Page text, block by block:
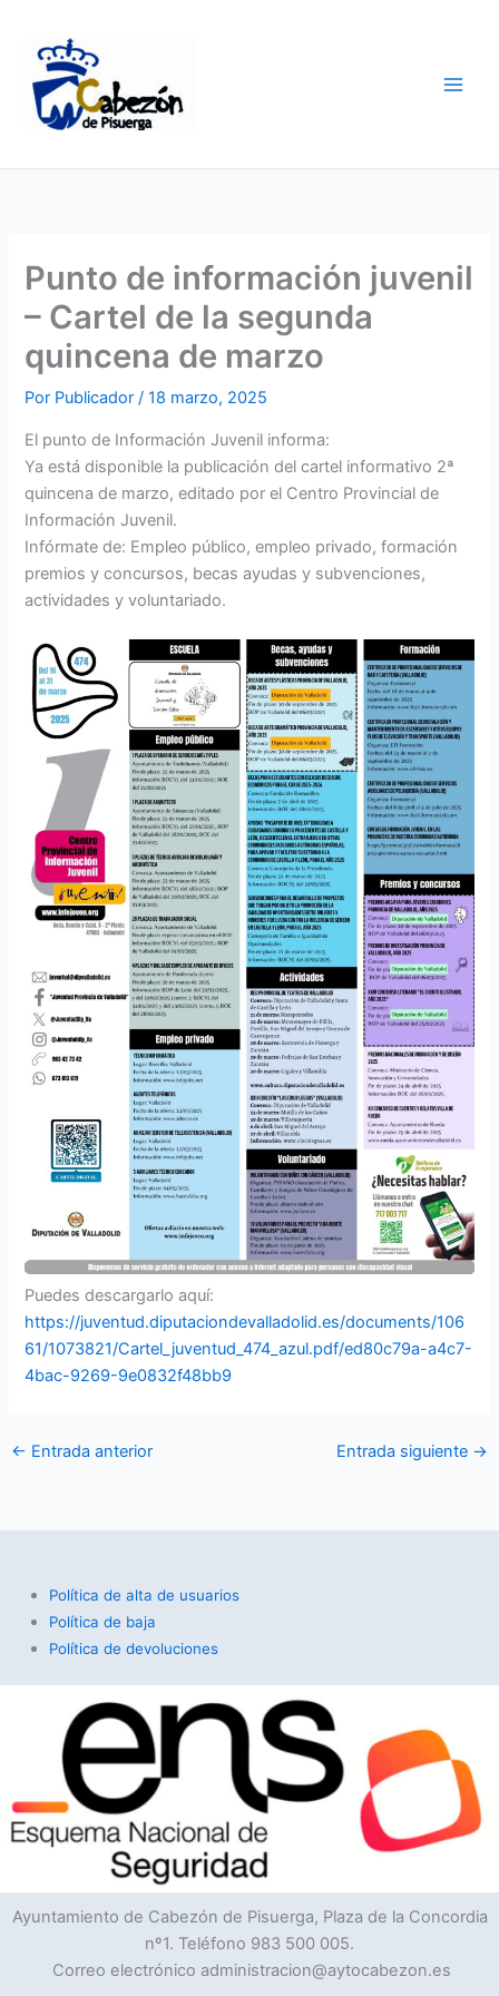
contenido
Punto de información juvenil
– Cartel de la segunda
quincena de marzo
Por Publicador/18 marzo, 2025
El punto de Información Juvenil informa:
Ya está disponible la publicación del cartel informativo 2ª
quincena de marzo, editado por el Centro Provincial de
Información Juvenil.
Infórmate de: Empleo público, empleo privado, formación
premios y concursos, becas ayudas y subvenciones,
actividades y voluntariado.
Puedes descargarlo aquí:
https://juventud.diputaciondevalladolid.es/documents/106
61/1073821/Cartel_juventud_474_azul.pdf/ed80c79a-a4c7-
4bac-9269-9e0832f48bb9
← Entrada anterior Entrada siguiente →
Política de alta de usuarios
Política de baja
Política de devoluciones
Ayuntamiento de Cabezón de Pisuerga, Plaza de la Concordia
nº1. Teléfono 983 500 005.
Correo electrónico administracion@aytocabezon.es